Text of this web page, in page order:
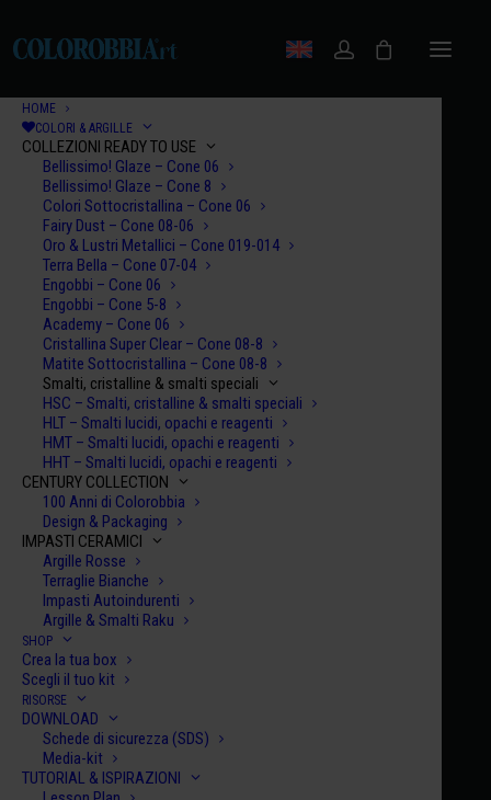
HOME
COLORI & ARGILLE
COLLEZIONI READY TO USE
Bellissimo! Glaze – Cone 06
Bellissimo! Glaze – Cone 8
Colori Sottocristallina – Cone 06
Fairy Dust – Cone 08-06
Oro & Lustri Metallici – Cone 019-014
Terra Bella – Cone 07-04
Engobbi – Cone 06
Engobbi – Cone 5-8
Academy – Cone 06
Cristallina Super Clear – Cone 08-8
Matite Sottocristallina – Cone 08-8
Smalti, cristalline & smalti speciali
HSC – Smalti, cristalline & smalti speciali
HLT – Smalti lucidi, opachi e reagenti
HMT – Smalti lucidi, opachi e reagenti
HHT – Smalti lucidi, opachi e reagenti
CENTURY COLLECTION
100 Anni di Colorobbia
Design & Packaging
IMPASTI CERAMICI
Argille Rosse
Terraglie Bianche
Impasti Autoindurenti
Argille & Smalti Raku
SHOP
Crea la tua box
Scegli il tuo kit
RISORSE
DOWNLOAD
Schede di sicurezza (SDS)
Media-kit
TUTORIAL & ISPIRAZIONI
TOKYO